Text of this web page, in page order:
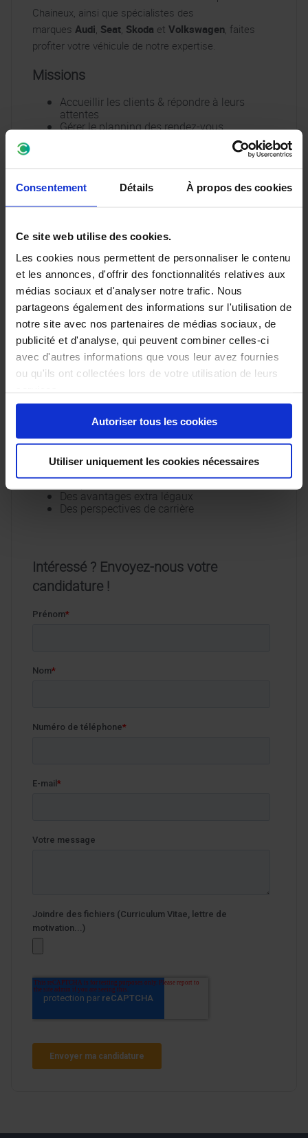
Consentement Détails À propos des cookies
Ce site web utilise des cookies.
Les cookies nous permettent de personnaliser le contenu
et les annonces, d'offrir des fonctionnalités relatives aux
médias sociaux et d'analyser notre trafic. Nous
partageons également des informations sur l'utilisation de
notre site avec nos partenaires de médias sociaux, de
publicité et d'analyse, qui peuvent combiner celles-ci
avec d'autres informations que vous leur avez fournies
ou qu'ils ont collectées lors de votre utilisation de leurs
Autoriser tous les cookies
Utiliser uniquement les cookies nécessaires
Chaineux, ainsi que spécialistes des
marques Audi, Seat, Skoda et Volkswagen, faites
profiter votre véhicule de notre expertise.
Missions
Accueillir les clients & répondre à leurs
attentes
Gérer le planning des rendez-vous
Analyser les besoins des clients pour définir
Assurer le suivi administratif (facturation, …)
Qualités nécessaires
Vous avez la fibre commerciale
Vous êtes polyvalent
Vous aimez le contact client
Vous êtes ouvert à la digitalisation
Passionné par l’automobile
Avoir un esprit d’équipe orienté client
Rigoureux et ordonné dans l’exécution de
votre travail
Adepte de qualité
Nous vous offrons
moderne familiale
Une formation continue de haut niveau
Un package salarial intéressant
Des primes liés aux résultats
Des avantages extra légaux
Des perspectives de carrière
Intéressé ? Envoyez-nous votre
candidature !